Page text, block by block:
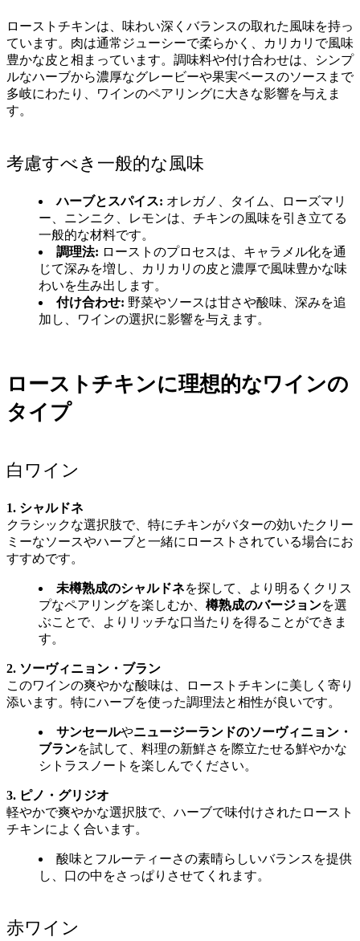
ローストチキンは、味わい深くバランスの取れた風味を持っ
ています。肉は通常ジューシーで柔らかく、カリカリで風味
豊かな皮と相まっています。調味料や付け合わせは、シンプ
ルなハーブから濃厚なグレービーや果実ベースのソースまで
多岐にわたり、ワインのペアリングに大きな影響を与えま
す。
考慮すべき一般的な風味
ハーブとスパイス: オレガノ、タイム、ローズマリ
ー、ニンニク、レモンは、チキンの風味を引き立てる
一般的な材料です。
調理法: ローストのプロセスは、キャラメル化を通
じて深みを増し、カリカリの皮と濃厚で風味豊かな味
わいを生み出します。
付け合わせ: 野菜やソースは甘さや酸味、深みを追
加し、ワインの選択に影響を与えます。
ローストチキンに理想的なワインの
タイプ
白ワイン
1. シャルドネ
クラシックな選択肢で、特にチキンがバターの効いたクリー
ミーなソースやハーブと一緒にローストされている場合にお
すすめです。
未樽熟成のシャルドネを探して、より明るくクリス
プなペアリングを楽しむか、 樽熟成のバージョンを選
ぶことで、よりリッチな口当たりを得ることができま
す。
2. ソーヴィニョン・ブラン
このワインの爽やかな酸味は、ローストチキンに美しく寄り
添います。特にハーブを使った調理法と相性が良いです。
サンセールやニュージーランドのソーヴィニョン・
ブランを試して、料理の新鮮さを際立たせる鮮やかな
シトラスノートを楽しんでください。
3. ピノ・グリジオ
軽やかで爽やかな選択肢で、ハーブで味付けされたロースト
チキンによく合います。
酸味とフルーティーさの素晴らしいバランスを提供
し、口の中をさっぱりさせてくれます。
赤ワイン